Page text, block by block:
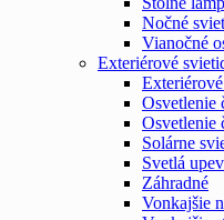
Nočné
Vianočné
Exteriérové
Osvetlenie
Osvetlenie
Solárne
Svetlá
Záhradné
Vonkajšie